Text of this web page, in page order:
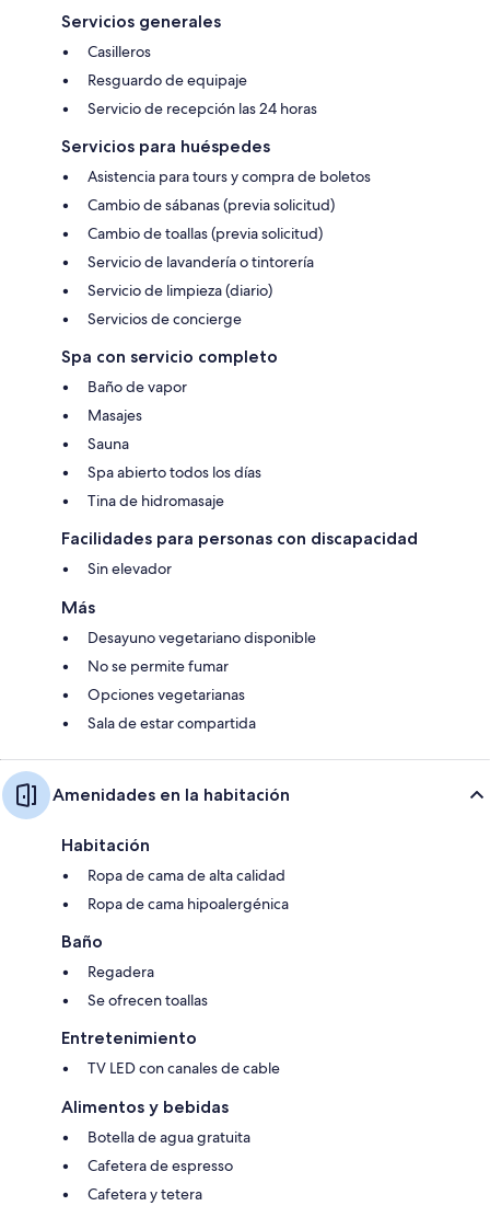
Servicios generales
Casilleros
Resguardo de equipaje
Servicio de recepción las 24 horas
Servicios para huéspedes
Asistencia para tours y compra de boletos
Cambio de sábanas (previa solicitud)
Cambio de toallas (previa solicitud)
Servicio de lavandería o tintorería
Servicio de limpieza (diario)
Servicios de concierge
Spa con servicio completo
Baño de vapor
Masajes
Sauna
Spa abierto todos los días
Tina de hidromasaje
Facilidades para personas con discapacidad
Sin elevador
Más
Desayuno vegetariano disponible
No se permite fumar
Opciones vegetarianas
Sala de estar compartida
Amenidades en la habitación
Habitación
Ropa de cama de alta calidad
Ropa de cama hipoalergénica
Baño
Regadera
Se ofrecen toallas
Entretenimiento
TV LED con canales de cable
Alimentos y bebidas
Botella de agua gratuita
Cafetera de espresso
Cafetera y tetera